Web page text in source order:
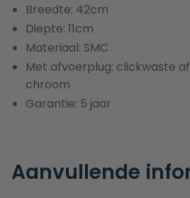
Breedte: 42cm
Diepte: 11cm
Materiaal: SMC
Met afvoerplug: clickwaste
chroom
Garantie: 5 jaar
Aanvullende